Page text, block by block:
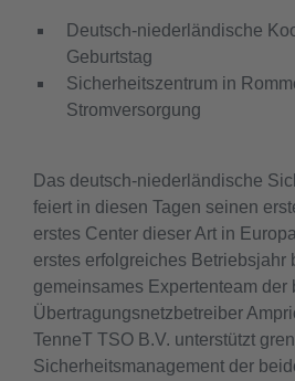
Deutsch-niederländische
Geburtstag
Sicherheitszentrum in
Stromversorgung
Das deutsch-niederländische
feiert in diesen Tagen seinen
erstes Center dieser Art in
erstes erfolgreiches Betriebsjahr
gemeinsames Expertenteam der
Übertragungsnetzbetreiber
TenneT TSO B.V. unterstützt
Sicherheitsmanagement der